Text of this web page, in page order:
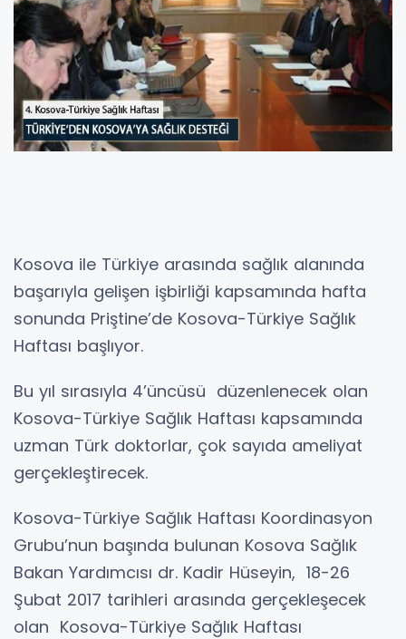
Kosova ile Türkiye arasında sağlık alanında
başarıyla gelişen işbirliği kapsamında hafta
sonunda Priştine’de Kosova-Türkiye Sağlık
Haftası başlıyor.
Bu yıl sırasıyla 4’üncüsü düzenlenecek olan
Kosova-Türkiye Sağlık Haftası kapsamında
uzman Türk doktorlar, çok sayıda ameliyat
gerçekleştirecek.
Kosova-Türkiye Sağlık Haftası Koordinasyon
Grubu’nun başında bulunan Kosova Sağlık
Bakan Yardımcısı dr. Kadir Hüseyin, 18-26
Şubat 2017 tarihleri arasında gerçekleşecek
olan Kosova-Türkiye Sağlık Haftası